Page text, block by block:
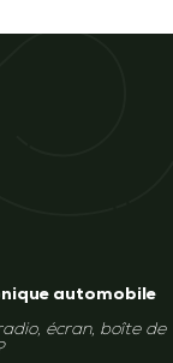
automobile
écran, boîte de